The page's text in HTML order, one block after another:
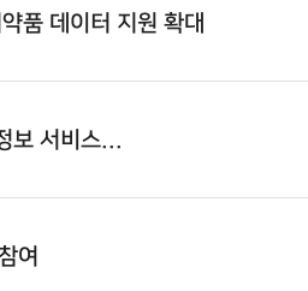
품 데이터 지원 확대
보 서비스...
여